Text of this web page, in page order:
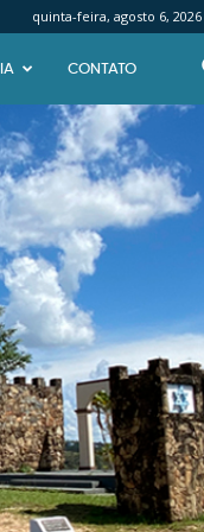
quinta-feira, agosto 6, 2026
CONTATO